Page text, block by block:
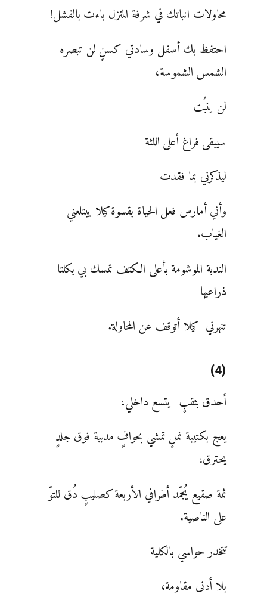
محاولات انباتك في شرفة المنزل باءت بالفشل!
احتفظ بك أسفل وسادتي كسنٍ لن تبصره
الشمس الشموسة،
لن ينبُت
سيبقى فراغ أعلى اللثة
ليذكرني بما فقدت
وأني أمارس فعل الحياة بقسوة كيلا يبتلعني
الغياب.
الندبة الموشومة بأعلى الكتف تمسك بي بكلتا
ذراعيها
تنهرني كيلا أتوقف عن المحاولة.
(4)
أحدق بثقبٍ يتسع داخلي،
يعج بكتيبة نملٍ تمشي بحوافٍ مدببة فوق جلدٍ
يحترق،
ثمة صقيع يُجمّد أطرافي الأربعة كصليبٍ دُق للتوّ
على الناصية.
تتخدر حواسي بالكلية
بلا أدنى مقاومة،